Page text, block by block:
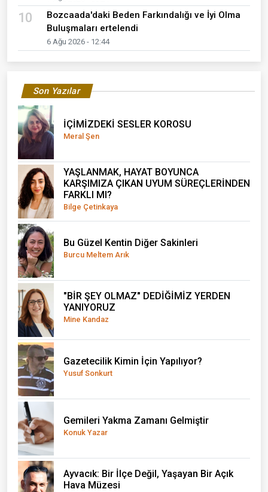
10
Bozcaada'daki Beden Farkındalığı ve İyi Olma
Buluşmaları ertelendi
6 Ağu 2026 - 12:44
Son Yazılar
İÇİMİZDEKİ SESLER KOROSU
Meral Şen
YAŞLANMAK, HAYAT BOYUNCA
KARŞIMIZA ÇIKAN UYUM SÜREÇLERİNDEN
FARKLI MI?
Bilge Çetinkaya
Bu Güzel Kentin Diğer Sakinleri
Burcu Meltem Arık
"BİR ŞEY OLMAZ" DEDİĞİMİZ YERDEN
YANIYORUZ
Mine Kandaz
Gazetecilik Kimin İçin Yapılıyor?
Yusuf Sonkurt
Gemileri Yakma Zamanı Gelmiştir
Konuk Yazar
Ayvacık: Bir İlçe Değil, Yaşayan Bir Açık
Hava Müzesi